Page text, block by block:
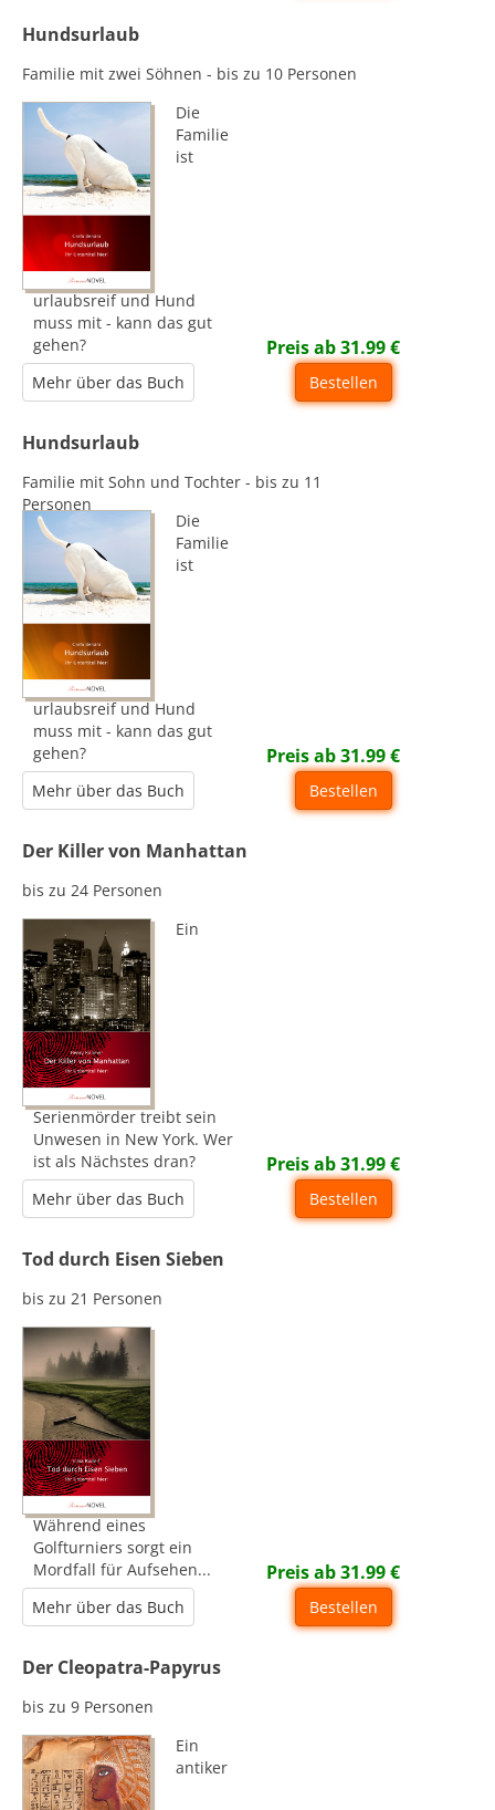
Hundsurlaub
Familie mit zwei Söhnen - bis zu 10 Personen
Die
Familie
ist
urlaubsreif und Hund
muss mit - kann das gut
gehen?
Preis ab31.99€
Mehr über das Buch Bestellen
Hundsurlaub
Familie mit Sohn und Tochter - bis zu 11
Personen
Die
Familie
ist
urlaubsreif und Hund
muss mit - kann das gut
gehen?
Preis ab31.99€
Mehr über das Buch Bestellen
Der Killer von Manhattan
bis zu 24 Personen
Ein
Serienmörder treibt sein
Unwesen in New York. Wer
ist als Nächstes dran?
Preis ab31.99€
Mehr über das Buch Bestellen
Tod durch Eisen Sieben
bis zu 21 Personen
Während eines
Golfturniers sorgt ein
Mordfall für Aufsehen...
Preis ab31.99€
Mehr über das Buch Bestellen
Der Cleopatra-Papyrus
bis zu 9 Personen
Ein
antiker